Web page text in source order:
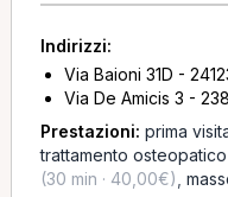
Indirizzi:
Via Baioni 31D -
Via De Amicis 3 -
Prestazioni: prima
trattamento osteopatico
(30 min · 40,00€)